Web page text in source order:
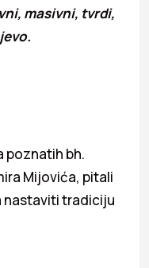
masivni, tvrdi,
poznatih bh.
Mijovića, pitali
nastaviti tradiciju